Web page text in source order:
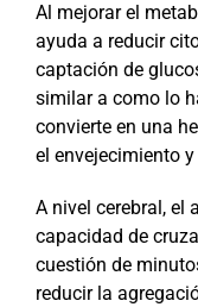
Al mejorar el
ayuda a reducir
captación de
similar a como lo
convierte en una
el envejecimiento
A nivel cerebral, el
capacidad de
cuestión de
reducir la